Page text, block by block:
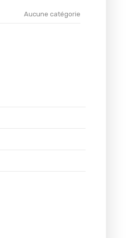
Aucune catégorie